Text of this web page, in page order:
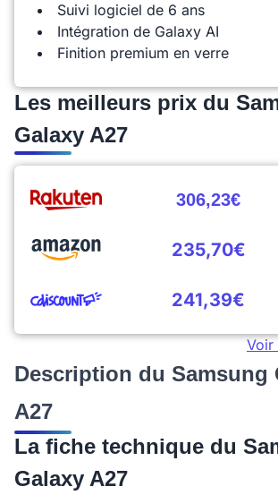
Suivi logiciel de 6 ans
Intégration de Galaxy AI
Finition premium en verre
Les meilleurs prix du
Galaxy A27
306,23€
235,70€
241,39€
Voir
Description du Samsung
A27
La fiche technique du
Galaxy A27